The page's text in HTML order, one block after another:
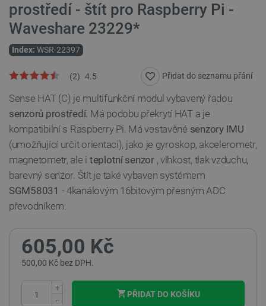
prostředí - štít pro Raspberry Pi -
Waveshare 23229*
Index: WSR-22397
4.5
(2) Přidat do seznamu přání
Sense HAT (C) je multifunkční modul vybavený řadou
senzorů prostředí. Má podobu překrytí HAT a je
kompatibilní s Raspberry Pi. Má vestavěné senzory IMU
(umožňující určit orientaci), jako je gyroskop, akcelerometr,
magnetometr, ale i teplotní senzor, vlhkost, tlak vzduchu,
barevný senzor. Štít je také vybaven systémem
SGM58031 - 4kanálovým 16bitovým přesným ADC
převodníkem.
605,00 Kč
500,00 Kč bez DPH.
+
−
PŘIDAT DO KOŠÍKU